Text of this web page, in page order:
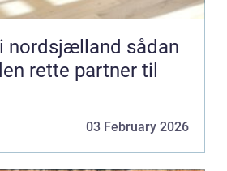
sådan
rette partner til
03 February 2026